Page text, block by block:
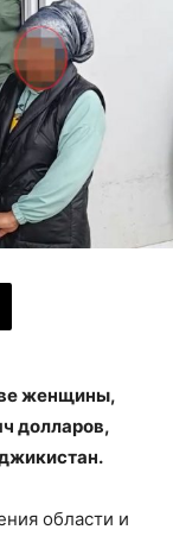
женщины,
долларов,
области и